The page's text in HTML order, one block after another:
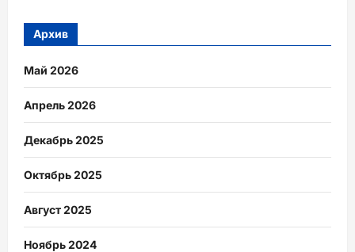
Архив
Май 2026
Апрель 2026
Декабрь 2025
Октябрь 2025
Август 2025
Ноябрь 2024